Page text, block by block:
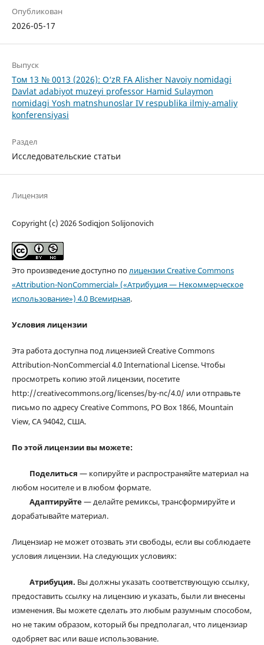
Опубликован
2026-05-17
Выпуск
Том 13 № 0013 (2026): O‘zR FA Alisher Navoiy nomidagi
Davlat adabiyot muzeyi professor Hamid Sulaymon
nomidagi Yosh matnshunoslar IV respublika ilmiy-amaliy
konferensiyasi
Раздел
Исследовательские статьи
Лицензия
Copyright (c) 2026 Sodiqjon Solijonovich
Это произведение доступно полицензии Creative Commons
«Attribution-NonCommercial» («Атрибуция — Некоммерческое
использование») 4.0 Всемирная.
Условия лицензии
Эта работа доступна под лицензией Creative Commons
Attribution-NonCommercial 4.0 International License. Чтобы
просмотреть копию этой лицензии, посетите
http://creativecommons.org/licenses/by-nc/4.0/ или отправьте
письмо по адресу Creative Commons, PO Box 1866, Mountain
View, CA 94042, США.
По этой лицензии вы можете:
Поделиться — копируйте и распространяйте материал на
любом носителе и в любом формате.
Адаптируйте— делайте ремиксы, трансформируйте и
дорабатывайте материал.
Лицензиар не может отозвать эти свободы, если вы соблюдаете
условия лицензии. На следующих условиях:
Атрибуция. Вы должны указать соответствующую ссылку,
предоставить ссылку на лицензию и указать, были ли внесены
изменения. Вы можете сделать это любым разумным способом,
но не таким образом, который бы предполагал, что лицензиар
одобряет вас или ваше использование.